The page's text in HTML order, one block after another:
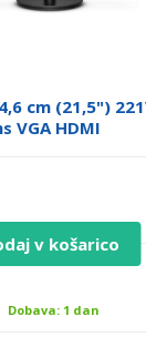
cm (21,5")
VGA HDMI
v košarico
Dobava: 1 dan